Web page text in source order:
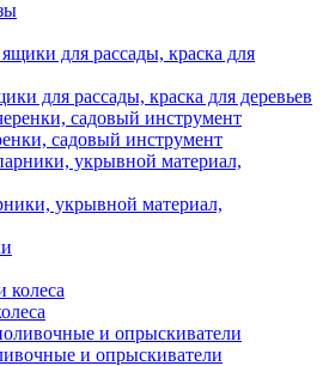
для рассады, краска для деревьев
садовый инструмент
укрывной материал,
и опрыскиватели